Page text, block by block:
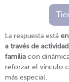
La respuesta está
a través de
familia con
reforzar el vínculo
más especial.